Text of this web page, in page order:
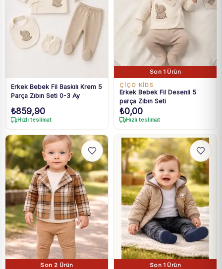
Erkek Bebek Fil Baskılı Krem 5
Parça Zıbın Seti 0-3 Ay
₺859,90
Hızlı teslimat
Son 1 Ürün
ÇİÇO KİDS
Erkek Bebek Fil Desenli 5
parça Zıbın Seti
₺0,00
Hızlı teslimat
Son 2 Ürün
Son 1 Ürün